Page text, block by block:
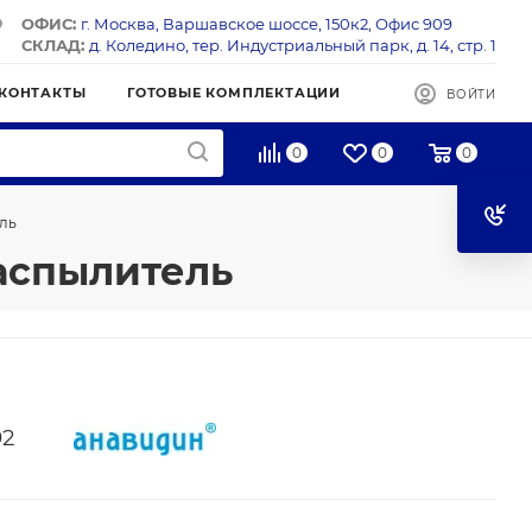
ОФИС: г. Москва, Варшавское шоссе, 150к2, Офис 909
СКЛАД: д. Коледино, тер. Индустриальный парк, д. 14, стр. 1
КОНТАКТЫ ГОТОВЫЕ КОМПЛЕКТАЦИИ ВОЙТИ
0 0 0